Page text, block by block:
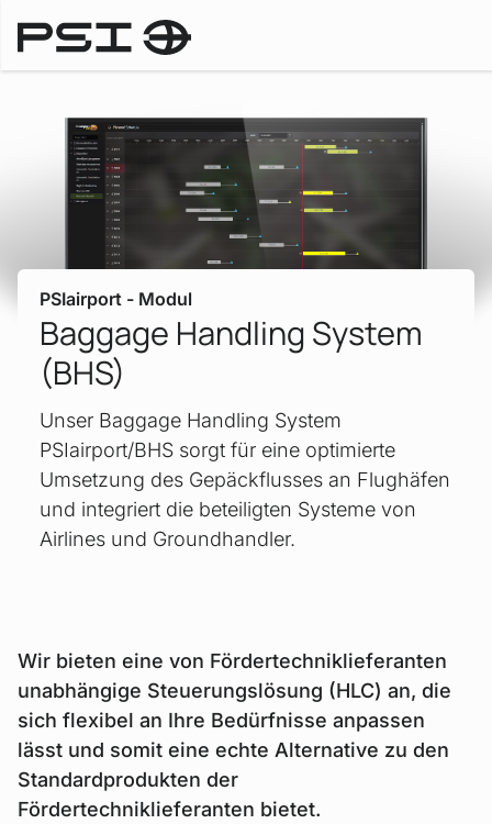
PSIairport - Modul
Baggage Handling System
(BHS)
Unser Baggage Handling System
PSIairport/BHS sorgt für eine optimierte
Umsetzung des Gepäckflusses an Flughäfen
und integriert die beteiligten Systeme von
Airlines und Groundhandler.
Wir bieten eine von Fördertechniklieferanten
unabhängige Steuerungslösung (HLC) an, die
sich flexibel an Ihre Bedürfnisse anpassen
lässt und somit eine echte Alternative zu den
Standardprodukten der
Fördertechniklieferanten bietet.